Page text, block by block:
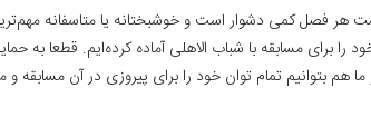
هر فصل کمی دشوار است و خوشبختانه یا متاسفانه
را برای مسابقه با شباب الاهلی آماده کرده‌ایم. قطعا به
ما هم بتوانیم تمام توان خود را برای پیروزی در آن